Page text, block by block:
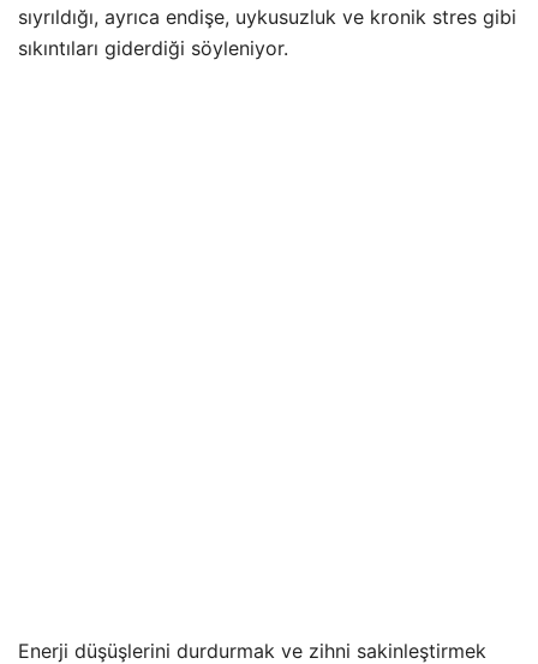
sıyrıldığı, ayrıca endişe, uykusuzluk ve kronik stres gibi
sıkıntıları giderdiği söyleniyor.
Enerji düşüşlerini durdurmak ve zihni sakinleştirmek